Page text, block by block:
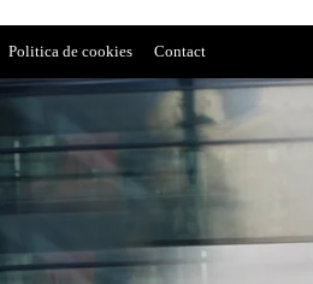
Politica de cookies Contact